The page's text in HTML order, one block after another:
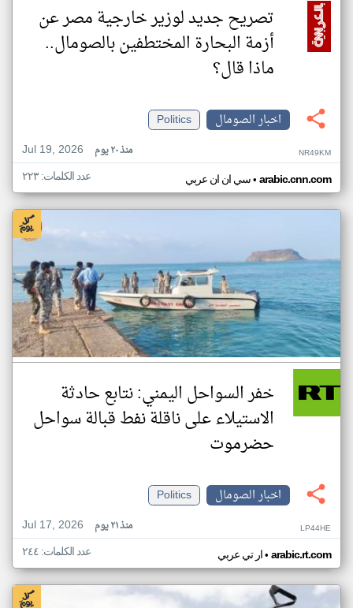
تصريح جديد لوزير خارجية مصر عن
أزمة البحارة المختطفين بالصومال..
ماذا قال؟
اخبار الصومال
Politics
Jul 19, 2026
منذ ٢٠ يوم NR49KM
سي ان ان عربي• arabic.cnn.com عدد الكلمات: ٢٢٣
خفر السواحل اليمني: نتابع حادثة
الاستيلاء على ناقلة نفط قبالة سواحل
حضرموت
اخبار الصومال
Politics
Jul 17, 2026
منذ ٢١ يوم LP44HE
ار تي عربي• arabic.rt.com عدد الكلمات: ٢٤٤